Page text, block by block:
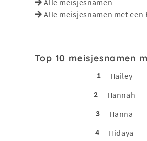
Alle meisjesnamen
Alle meisjesnamen met een
Top 10 meisjesnamen
1
Hailey
2
Hannah
3
Hanna
4
Hidaya